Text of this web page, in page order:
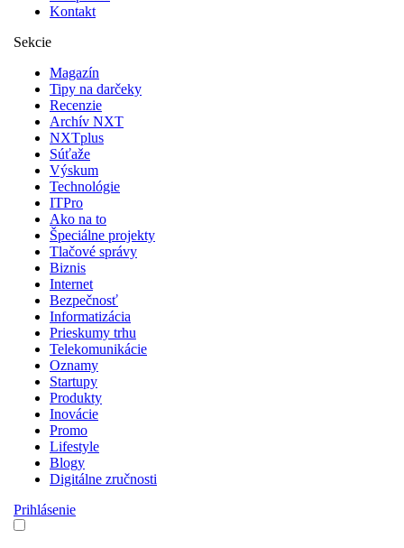
Kontakt
Sekcie
Magazín
Tipy na darčeky
Recenzie
Archív NXT
NXTplus
Súťaže
Výskum
Technológie
ITPro
Ako na to
Špeciálne projekty
Tlačové správy
Biznis
Internet
Bezpečnosť
Informatizácia
Prieskumy trhu
Telekomunikácie
Oznamy
Startupy
Produkty
Inovácie
Promo
Lifestyle
Blogy
Digitálne zručnosti
Prihlásenie